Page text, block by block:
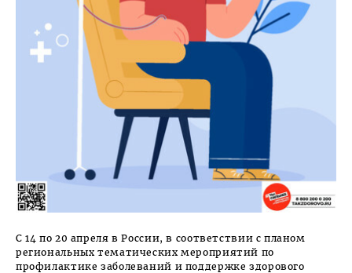
С 14 по 20 апреля в России, в соответствии с планом
региональных тематических мероприятий по
профилактике заболеваний и поддержке здорового